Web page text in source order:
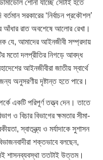
শোনা যাচ্ছে সেটাই হতে
সরকারের ‘নির্বাচন প্রকৌশল’
আঁধার রাত অবশেষে আলোর রেখা।
যে, আমাদের আইনজীবী সম্প্রদায়
মতো দলপ্রীতির নিগড়ে আবদ্ধ
আইনজীবীরা জাতীয় স্বার্থে
অনুসরণীয় দৃষ্টান্ত হতে পারে।
একটি পরিপূর্ণ তত্ত্ব দেন। তাতে
ও বিচার বিভাগের ক্ষমতার সীমা-
স্বাতন্ত্র্য ও মর্যাদাকে সুশাসন
শক্তভাবে বলছেন,
সেই শাসনব্যবস্থা ততটাই উত্তম।